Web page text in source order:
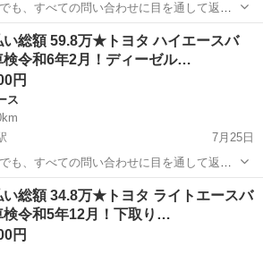
も、すべての問い合わせに目を通して返信
お気軽にお問い合わせください😊 ◆出品
は、消費税、リ
島駅 その他 車両
総額 59.8万★トヨタ ハイエースバ
検令和6年2月！ディーゼル…
円
ス
7月25日
も、すべての問い合わせに目を通して返信
お気軽にお問い合わせください😊 ◆出品
番号◆ M3EF3105 ◆支払い総額◆ 59.8万円 上記の金額は、消費...
島駅 ハイエース 車両
総額 34.8万★トヨタ ライトエースバ
検令和5年12月！下取り…
円